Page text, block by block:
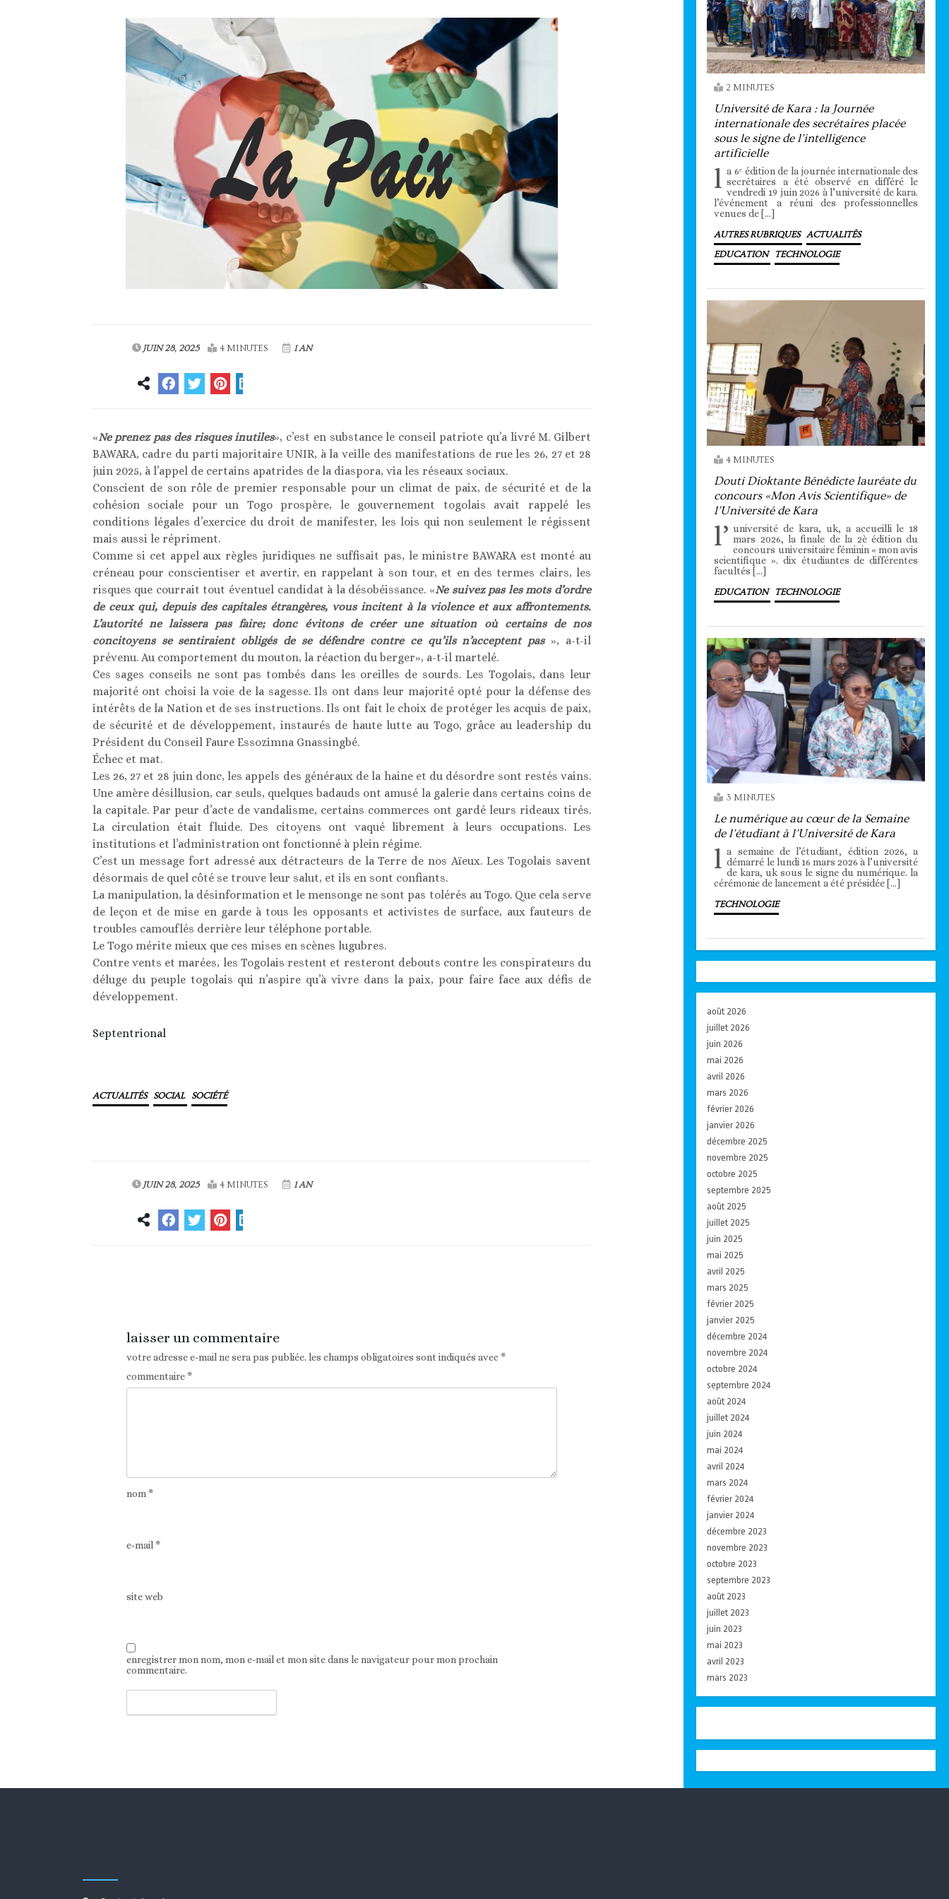
JUIN 28, 2025 4 MINUTES 1 AN
«Ne prenez pas des risques inutiles», c’est en substance le conseil patriote qu’a livré M. Gilbert
BAWARA, cadre du parti majoritaire UNIR, à la veille des manifestations de rue les 26, 27 et 28
juin 2025, à l’appel de certains apatrides de la diaspora, via les réseaux sociaux.
Conscient de son rôle de premier responsable pour un climat de paix, de sécurité et de la
cohésion sociale pour un Togo prospère, le gouvernement togolais avait rappelé les
conditions légales d’exercice du droit de manifester, les lois qui non seulement le régissent
mais aussi le répriment.
Comme si cet appel aux règles juridiques ne suffisait pas, le ministre BAWARA est monté au
créneau pour conscientiser et avertir, en rappelant à son tour, et en des termes clairs, les
risques que courrait tout éventuel candidat à la désobéissance. «Ne suivez pas les mots d’ordre
de ceux qui, depuis des capitales étrangères, vous incitent à la violence et aux affrontements.
L’autorité ne laissera pas faire; donc évitons de créer une situation où certains de nos
concitoyens se sentiraient obligés de se défendre contre ce qu’ils n’acceptent pas», a-t-il
prévenu. Au comportement du mouton, la réaction du berger», a-t-il martelé.
Ces sages conseils ne sont pas tombés dans les oreilles de sourds. Les Togolais, dans leur
majorité ont choisi la voie de la sagesse. Ils ont dans leur majorité opté pour la défense des
intérêts de la Nation et de ses instructions. Ils ont fait le choix de protéger les acquis de paix,
de sécurité et de développement, instaurés de haute lutte au Togo, grâce au leadership du
Président du Conseil Faure Essozimna Gnassingbé.
Échec et mat.
Les 26, 27 et 28 juin donc, les appels des généraux de la haine et du désordre sont restés vains.
Une amère désillusion, car seuls, quelques badauds ont amusé la galerie dans certains coins de
la capitale. Par peur d’acte de vandalisme, certains commerces ont gardé leurs rideaux tirés.
La circulation était fluide. Des citoyens ont vaqué librement à leurs occupations. Les
institutions et l’administration ont fonctionné à plein régime.
C’est un message fort adressé aux détracteurs de la Terre de nos Aïeux. Les Togolais savent
désormais de quel côté se trouve leur salut, et ils en sont confiants.
La manipulation, la désinformation et le mensonge ne sont pas tolérés au Togo. Que cela serve
de leçon et de mise en garde à tous les opposants et activistes de surface, aux fauteurs de
troubles camouflés derrière leur téléphone portable.
Le Togo mérite mieux que ces mises en scènes lugubres.
Contre vents et marées, les Togolais restent et resteront debouts contre les conspirateurs du
déluge du peuple togolais qui n’aspire qu’à vivre dans la paix, pour faire face aux défis de
développement.
Septentrional
ACTUALITÉS SOCIAL SOCIÉTÉ
JUIN 28, 2025 4 MINUTES 1 AN
laisser un commentaire
votre adresse e-mail ne sera pas publiée. les champs obligatoires sont indiqués avec*
commentaire*
nom*
e-mail*
site web
enregistrer mon nom, mon e-mail et mon site dans le navigateur pour mon prochain
commentaire.
2 MINUTES
Université de Kara : la Journée
internationale des secrétaires placée
sous le signe de l’intelligence
artificielle
l a 6ᵉ édition de la journée internationale des
secrétaires a été observé en différé le
vendredi 19 juin 2026 à l’université de kara.
l’événement a réuni des professionnelles
venues de […]
AUTRES RUBRIQUES ACTUALITÉS
EDUCATION TECHNOLOGIE
4 MINUTES
Douti Dioktante Bénédicte lauréate du
concours «Mon Avis Scientifique» de
l’Université de Kara
l’ université de kara, uk, a accueilli le 18
mars 2026, la finale de la 2è édition du
concours universitaire féminin « mon avis
scientifique ». dix étudiantes de différentes
facultés […]
EDUCATION TECHNOLOGIE
3 MINUTES
Le numérique au cœur de la Semaine
de l’étudiant à l’Université de Kara
l a semaine de l’étudiant, édition 2026, a
démarré le lundi 16 mars 2026 à l’université
de kara, uk sous le signe du numérique. la
cérémonie de lancement a été présidée […]
TECHNOLOGIE
août 2026
juillet 2026
juin 2026
mai 2026
avril 2026
mars 2026
février 2026
janvier 2026
décembre 2025
novembre 2025
octobre 2025
septembre 2025
août 2025
juillet 2025
juin 2025
mai 2025
avril 2025
mars 2025
février 2025
janvier 2025
décembre 2024
novembre 2024
octobre 2024
septembre 2024
août 2024
juillet 2024
juin 2024
mai 2024
avril 2024
mars 2024
février 2024
janvier 2024
décembre 2023
novembre 2023
octobre 2023
septembre 2023
août 2023
juillet 2023
juin 2023
mai 2023
avril 2023
mars 2023